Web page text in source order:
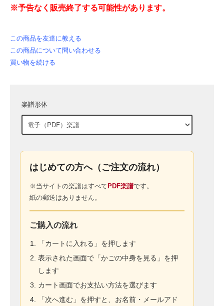
※予告なく販売終了する可能性があります。
この商品を友達に教える
この商品について問い合わせる
買い物を続ける
楽譜形体
はじめての方へ（ご注文の流れ）
※当サイトの楽譜はすべて PDF楽譜です。
紙の郵送はありません。
ご購入の流れ
「カートに入れる」を押します
表示された画面で「かごの中身を見る」を押
します
カート画面でお支払い方法を選びます
「次へ進む」を押すと、お名前・メールアド